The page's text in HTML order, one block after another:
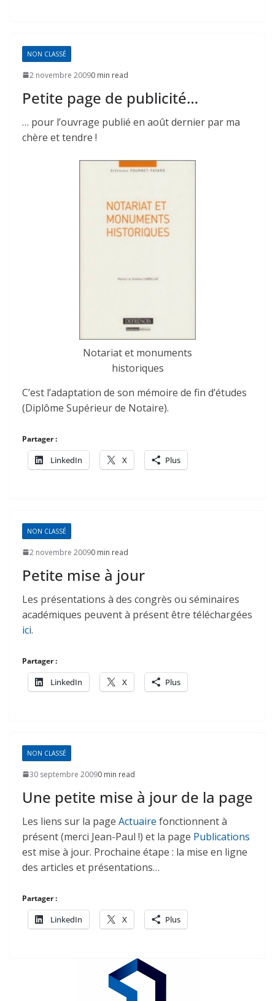
NON CLASSÉ
2 novembre 20090 min read
Petite page de publicité…
… pour l’ouvrage publié en août dernier par ma
chère et tendre !
Notariat et monuments
historiques
C’est l’adaptation de son mémoire de fin d’études
(Diplôme Supérieur de Notaire).
Partager :
LinkedIn X Plus
NON CLASSÉ
2 novembre 20090 min read
Petite mise à jour
Les présentations à des congrès ou séminaires
académiques peuvent à présent être téléchargées
ici.
Partager :
LinkedIn X Plus
NON CLASSÉ
30 septembre 20090 min read
Une petite mise à jour de la page
Les liens sur la page Actuaire fonctionnent à
présent (merci Jean-Paul !) et la page Publications
est mise à jour. Prochaine étape : la mise en ligne
des articles et présentations…
Partager :
LinkedIn X Plus